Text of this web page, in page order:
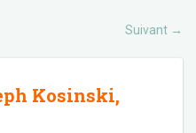
Suivant →
Kosinski,